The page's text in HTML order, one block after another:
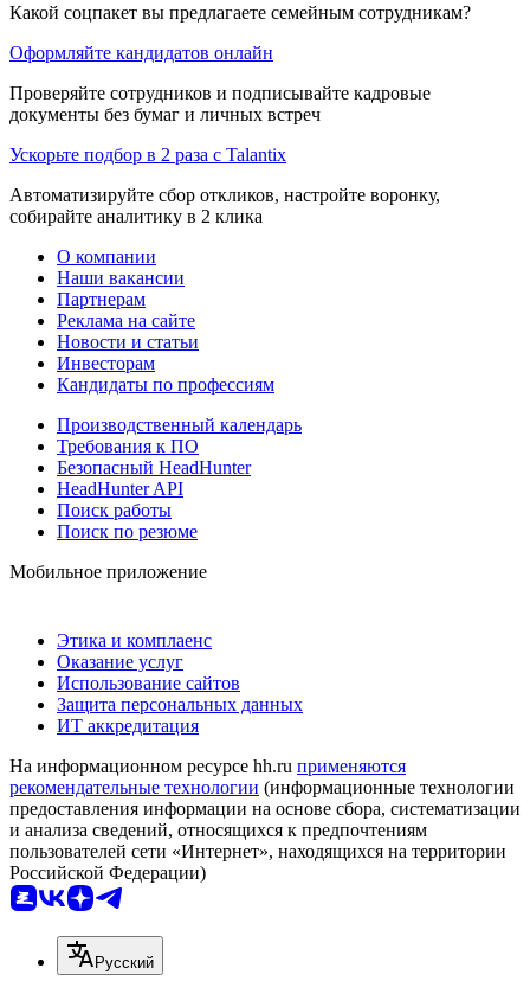
Какой соцпакет вы предлагаете семейным сотрудникам?
Оформляйте кандидатов онлайн
Проверяйте сотрудников и подписывайте кадровые
документы без бумаг и личных встреч
Ускорьте подбор в 2 раза с Talantix
Автоматизируйте сбор откликов, настройте воронку,
собирайте аналитику в 2 клика
О компании
Наши вакансии
Партнерам
Реклама на сайте
Новости и статьи
Инвесторам
Кандидаты по профессиям
Производственный календарь
Требования к ПО
Безопасный HeadHunter
HeadHunter API
Поиск работы
Поиск по резюме
Мобильное приложение
Этика и комплаенс
Оказание услуг
Использование сайтов
Защита персональных данных
ИТ аккредитация
На информационном ресурсе hh.ru применяются
рекомендательные технологии (информационные технологии
предоставления информации на основе сбора, систематизации
и анализа сведений, относящихся к предпочтениям
пользователей сети «Интернет», находящихся на территории
Российской Федерации)
Русский